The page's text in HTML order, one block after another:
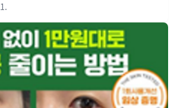
늘의 정답 공유 ※ 사진이 있는 퀴즈는 오늘
만 있는건 정답이 바뀐 내용 입니다. 크린랩은
이를 맞아, 3가지 'OO's Pick' 세트를 판매합
린백, 크린장갑 등 3가지 세트 모두 크린랩의
구성된 각 세트는 이번 행사를 통해 최대 55%
구매 가능한데요. 여기에서 OO에 들어갈 영어
MD 후기가 증명하는 저당굴림만두! "그냥 만